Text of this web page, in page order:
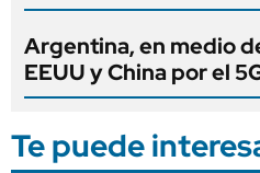
Argentina, en medio
EEUU y China por el
Te puede